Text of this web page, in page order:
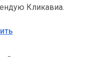
Кликавиа.